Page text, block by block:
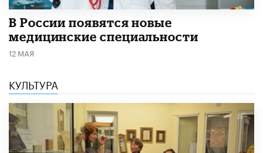
В России появятся новые
медицинские специальности
12 МАЯ
КУЛЬТУРА